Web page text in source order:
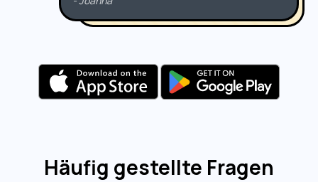
Häufig gestellte Fragen